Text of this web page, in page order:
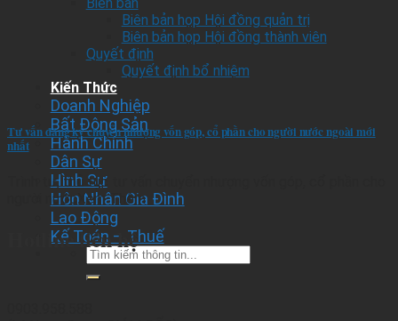
Biên bản họp Hội đồng quản trị
Biên bản họp Hội đồng thành viên
Quyết định
Quyết định bổ nhiệm
Kiến Thức
Doanh Nghiệp
Bất Động Sản
Hành Chính
Dân Sự
Hình Sự
Hôn Nhân Gia Đình
Lao Động
Kế Toán – Thuế
Tìm
Tư vấn đăng ký chuyển nhượng vốn góp, cổ phần cho người nước ngoài mới
nhất
Trình tự, thủ tục tư vấn chuyển nhượng vốn góp, cổ phần cho
người nướcXem Thêm
Hotline liên hệ